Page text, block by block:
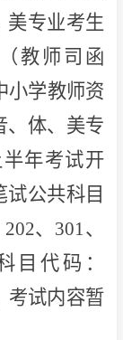
美专业考生
教师司函
小学教师资
、体、美专
年考试开
试公共科目
、301、
目代码：
考试内容暂